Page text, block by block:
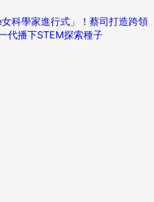
科學家進行式」！蔡司打造跨領
代播下STEM探索種子